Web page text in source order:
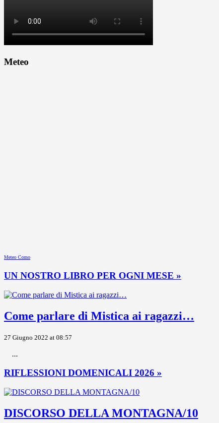
Meteo
Meteo Como
UN NOSTRO LIBRO PER OGNI MESE »
Come parlare di Mistica ai ragazzi…
27 Giugno 2022 at 08:57
...
RIFLESSIONI DOMENICALI 2026 »
DISCORSO DELLA MONTAGNA/10